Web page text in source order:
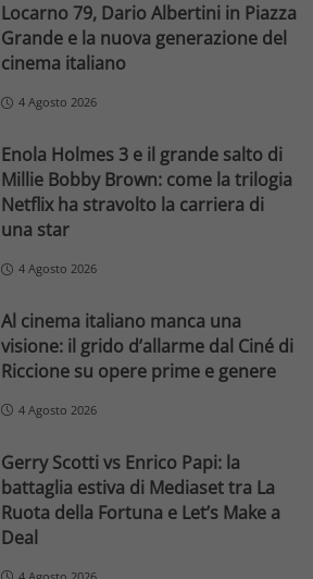
Locarno 79, Dario Albertini in Piazza
Grande e la nuova generazione del
cinema italiano
4 Agosto 2026
Enola Holmes 3 e il grande salto di
Millie Bobby Brown: come la trilogia
Netflix ha stravolto la carriera di
una star
4 Agosto 2026
Al cinema italiano manca una
visione: il grido d’allarme dal Ciné di
Riccione su opere prime e genere
4 Agosto 2026
Gerry Scotti vs Enrico Papi: la
battaglia estiva di Mediaset tra La
Ruota della Fortuna e Let’s Make a
Deal